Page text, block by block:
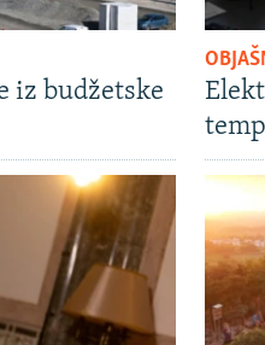
iz budžetske